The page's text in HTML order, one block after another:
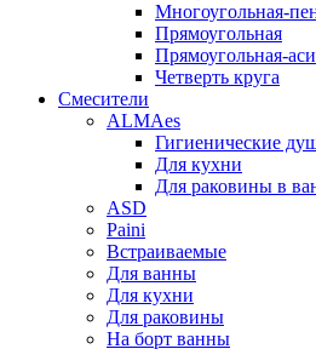
Многоугольная-
Прямоугольная
Прямоугольная-
Четверть круга
Смесители
ALMAes
Гигиенические
Для кухни
Для раковины в
ASD
Paini
Встраиваемые
Для ванны
Для кухни
Для раковины
На борт ванны